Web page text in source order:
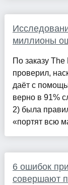
миллионы
По заказу
проверил,
даёт с
верно в 91%
2) была
«портят всю
6 ошибок
совершают